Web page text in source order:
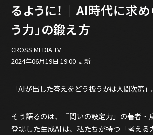
バックオフィス
その他
動画
ビジネス・ブック・アカデミー
業界ビジネス
CMGNOW!
ビジネスアスリートのための
コンディショニング
るように！｜AI時代に求め
う力」の鍛え方
CROSS MEDIA TV
2024年06月19日 19:00 更新
「AIが出した答えをどう扱うかは人間次第」
そう語るのは、『問いの設定力」の著者・
登場した生成AIは、私たちが持つ「考える